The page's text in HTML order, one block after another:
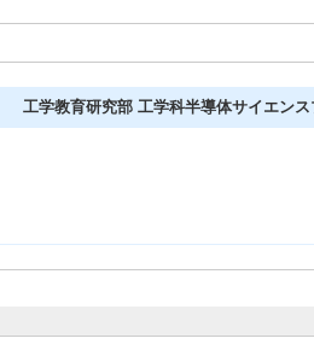
工学教育研究部 工学科半導体サイエン